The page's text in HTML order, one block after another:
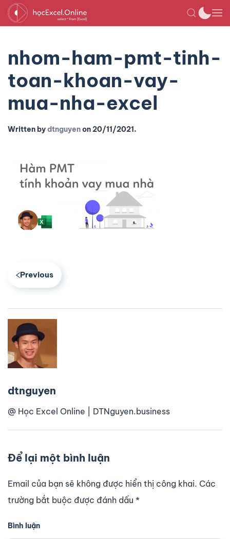
nhom-ham-pmt-tinh-
toan-khoan-vay-
mua-nha-excel
Written bydtnguyenon20/11/2021.
Previous
dtnguyen
@ Học Excel Online | DTNguyen.business
Để lại một bình luận
Email của bạn sẽ không được hiển thị công khai. Các
trường bắt buộc được đánh dấu *
Bình luận